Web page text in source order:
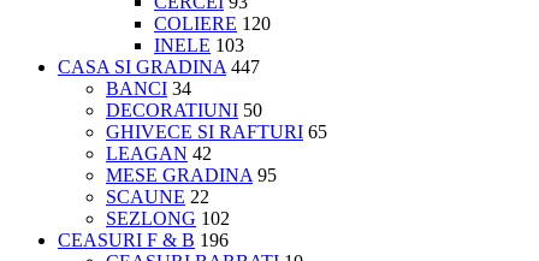
COLIERE 120
INELE 103
CASA SI GRADINA 447
BANCI 34
DECORATIUNI 50
GHIVECE SI RAFTURI 65
LEAGAN 42
MESE GRADINA 95
SCAUNE 22
SEZLONG 102
CEASURI F & B 196